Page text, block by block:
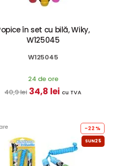
în set cu bilă, Wiky,
W125045
W125045
24 de ore
40,9 lei 34,8 lei cu TVA
-22%
SUN25